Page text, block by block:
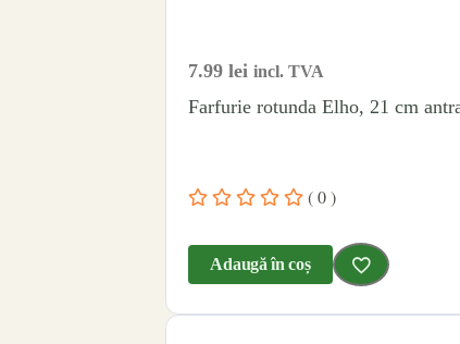
7.99lei incl. TVA
Farfurie rotunda Elho, 21 cm
( 0 )
Adaugă în coș